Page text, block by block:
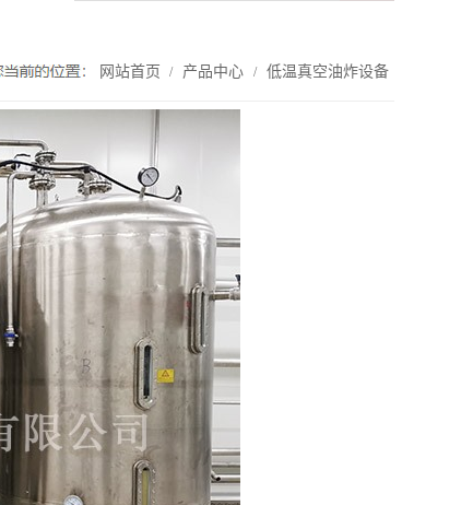
网站首页 / 产品中心 / 低温真空油炸设备